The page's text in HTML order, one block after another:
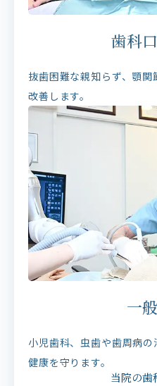
歯科
抜歯困難な親知らず、顎
改善します。
一
小児歯科、虫歯や歯周病
健康を守ります。
当院の歯